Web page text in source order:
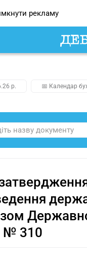
рекламу
р. 📅 Календар
№ 310